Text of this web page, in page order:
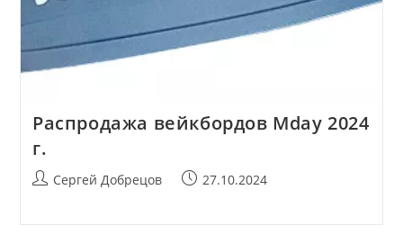
Распродажа вейкбордов Mday 2024
г.
АвторСергей Добрецов
Запись27.10.2024